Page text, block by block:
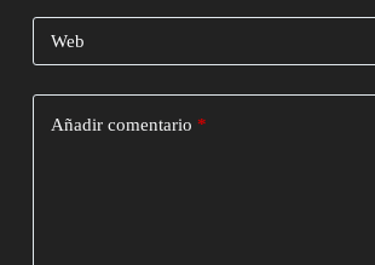
Web
Añadir comentario *